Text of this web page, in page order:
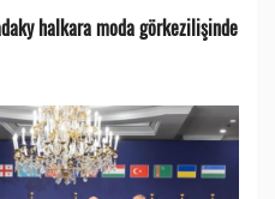
halkara moda görkezilişinde